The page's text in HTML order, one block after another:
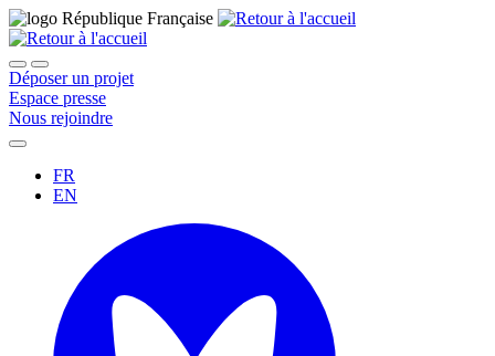
Déposer un projet
Espace presse
Nous rejoindre
FR
EN